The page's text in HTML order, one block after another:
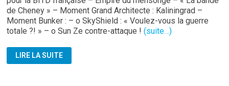
de Cheney » – Moment Grand Architecte : Kaliningrad –
Moment Bunker : – o SkyShield : « Voulez-vous la guerre
totale ?! » – o Sun Ze contre-attaque !(suite…)
STRATPOL:
BULLETIN
LIRE LA SUITE